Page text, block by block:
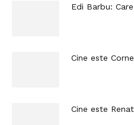
Edi Barbu:
Cine este
Cine este